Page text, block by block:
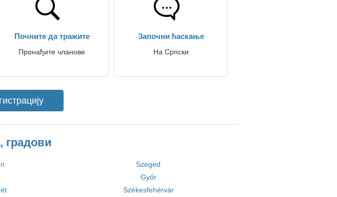
Почните да тражите
Пронађите чланове
Започни ћаскање
На Српски
градови
Szeged
Győr
Székesfehérvár